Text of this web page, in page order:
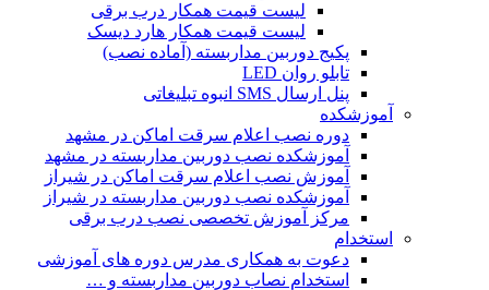
لیست قیمت همکار درب برقی
لیست قیمت همکار هارد دیسک
پکیج دوربین مداربسته (آماده نصب)
تابلو روان LED
پنل ارسال SMS انبوه تبلیغاتی
آموزشکده
دوره نصب اعلام سرقت اماکن در مشهد
آموزشکده نصب دوربین مداربسته در مشهد
آموزش نصب اعلام سرقت اماکن در شیراز
آموزشکده نصب دوربین مداربسته در شیراز
مرکز آموزش تخصصی نصب درب برقی
استخدام
دعوت به همکاری مدرس دوره های آموزشی
استخدام نصاب دوربین مداربسته و …